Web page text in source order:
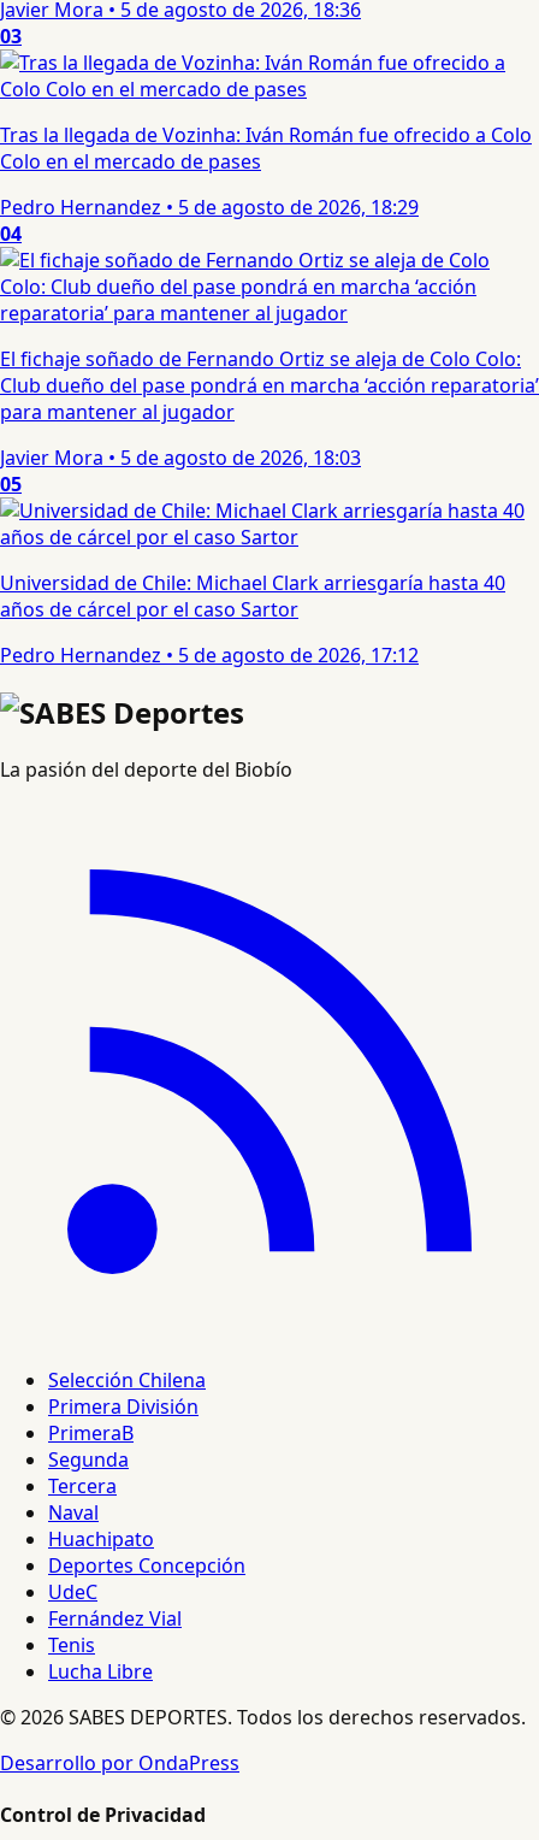
Javier Mora • 5 de agosto de 2026, 18:36
03
Tras la llegada de Vozinha: Iván Román fue ofrecido a Colo
Colo en el mercado de pases
Pedro Hernandez • 5 de agosto de 2026, 18:29
04
El fichaje soñado de Fernando Ortiz se aleja de Colo Colo:
Club dueño del pase pondrá en marcha ‘acción reparatoria’
para mantener al jugador
Javier Mora • 5 de agosto de 2026, 18:03
05
Universidad de Chile: Michael Clark arriesgaría hasta 40
años de cárcel por el caso Sartor
Pedro Hernandez • 5 de agosto de 2026, 17:12
La pasión del deporte del Biobío
Selección Chilena
Primera División
PrimeraB
Segunda
Tercera
Naval
Huachipato
Deportes Concepción
UdeC
Fernández Vial
Tenis
Lucha Libre
© 2026 SABES DEPORTES. Todos los derechos reservados.
Desarrollo por OndaPress
Control de Privacidad